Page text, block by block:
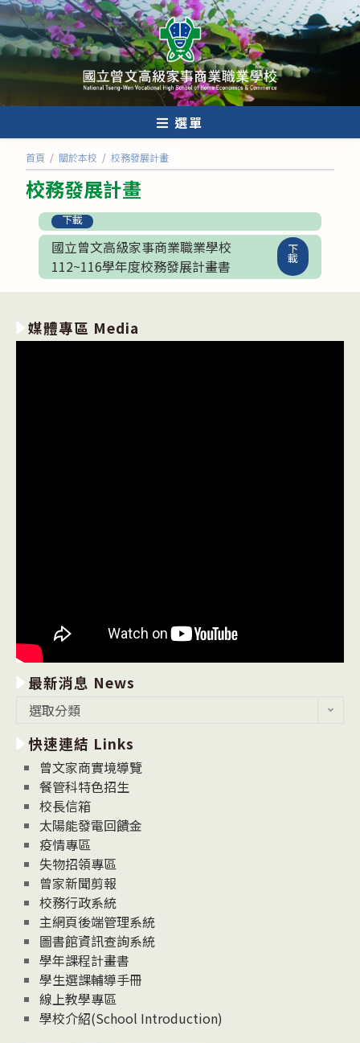
跳
轉
至
內
選單
校務發展計畫
首頁 / 關於本校 / 校務發展計畫
下載
國立曾文高級家事商業職業學校
112~116學年度校務發展計畫書
下
載
媒體專區 Media
最新消息 News
消
息
News
選取分類
快速連結 Links
曾文家商實境導覽
餐管科特色招生
校長信箱
太陽能發電回饋金
疫情專區
失物招領專區
曾家新聞剪報
校務行政系統
主網頁後端管理系統
圖書館資訊查詢系統
學年課程計畫書
學生選課輔導手冊
線上教學專區
學校介紹(School Introduction)